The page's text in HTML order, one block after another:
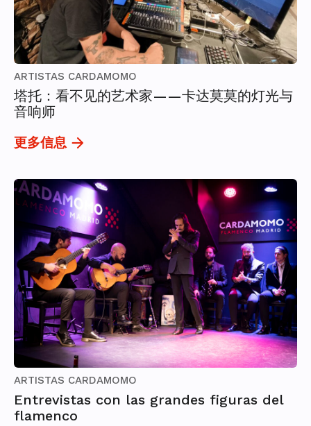
ARTISTAS CARDAMOMO
塔托：看不见的艺术家——卡达莫莫的灯光与
音响师
更多信息
ARTISTAS CARDAMOMO
Entrevistas con las grandes figuras del
flamenco